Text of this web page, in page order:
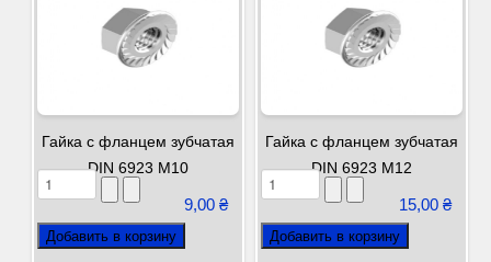
Гайка с фланцем зубчатая
DIN 6923 М10
9,00 ₴
Гайка с фланцем зубчатая
DIN 6923 М12
15,00 ₴